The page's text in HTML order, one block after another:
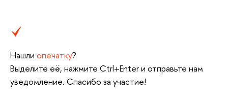
Нашли опечатку?
Выделите её, нажмите Ctrl+Enter и отправьте нам
уведомление. Спасибо за участие!